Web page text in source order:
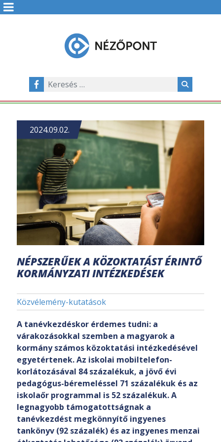
NÉPSZERŰEK A KÖZOKTATÁST ÉRINTŐ
KORMÁNYZATI INTÉZKEDÉSEK
Közvélemény-kutatások
2024.09.02.
A tanévkezdéskor érdemes tudni: a
várakozásokkal szemben a magyarok a
kormány számos közoktatási intézkedésével
egyetértenek. Az iskolai mobiltelefon-
korlátozásával 84 százalékuk, a jövő évi
pedagógus-béremeléssel 71 százalékuk és az
iskolaőr programmal is 52 százalékuk. A
legnagyobb támogatottságnak a
tanévkezdést megkönnyítő ingyenes
tankönyv (92 százalék) és az ingyenes menzai